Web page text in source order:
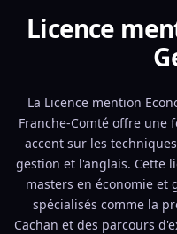
Licence
La Licence mention
Franche-Comté offre une
accent sur les
gestion et l'anglais. Cette
masters en économie et
spécialisés comme la
Cachan et des parcours